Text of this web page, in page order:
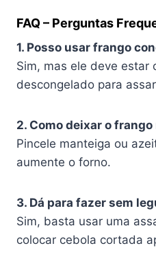
FAQ – Perguntas
1. Posso usar frango
Sim, mas ele deve estar
descongelado para
2. Como deixar o
Pincele manteiga ou
aumente o forno.
3. Dá para fazer sem
Sim, basta usar uma
colocar cebola cortada